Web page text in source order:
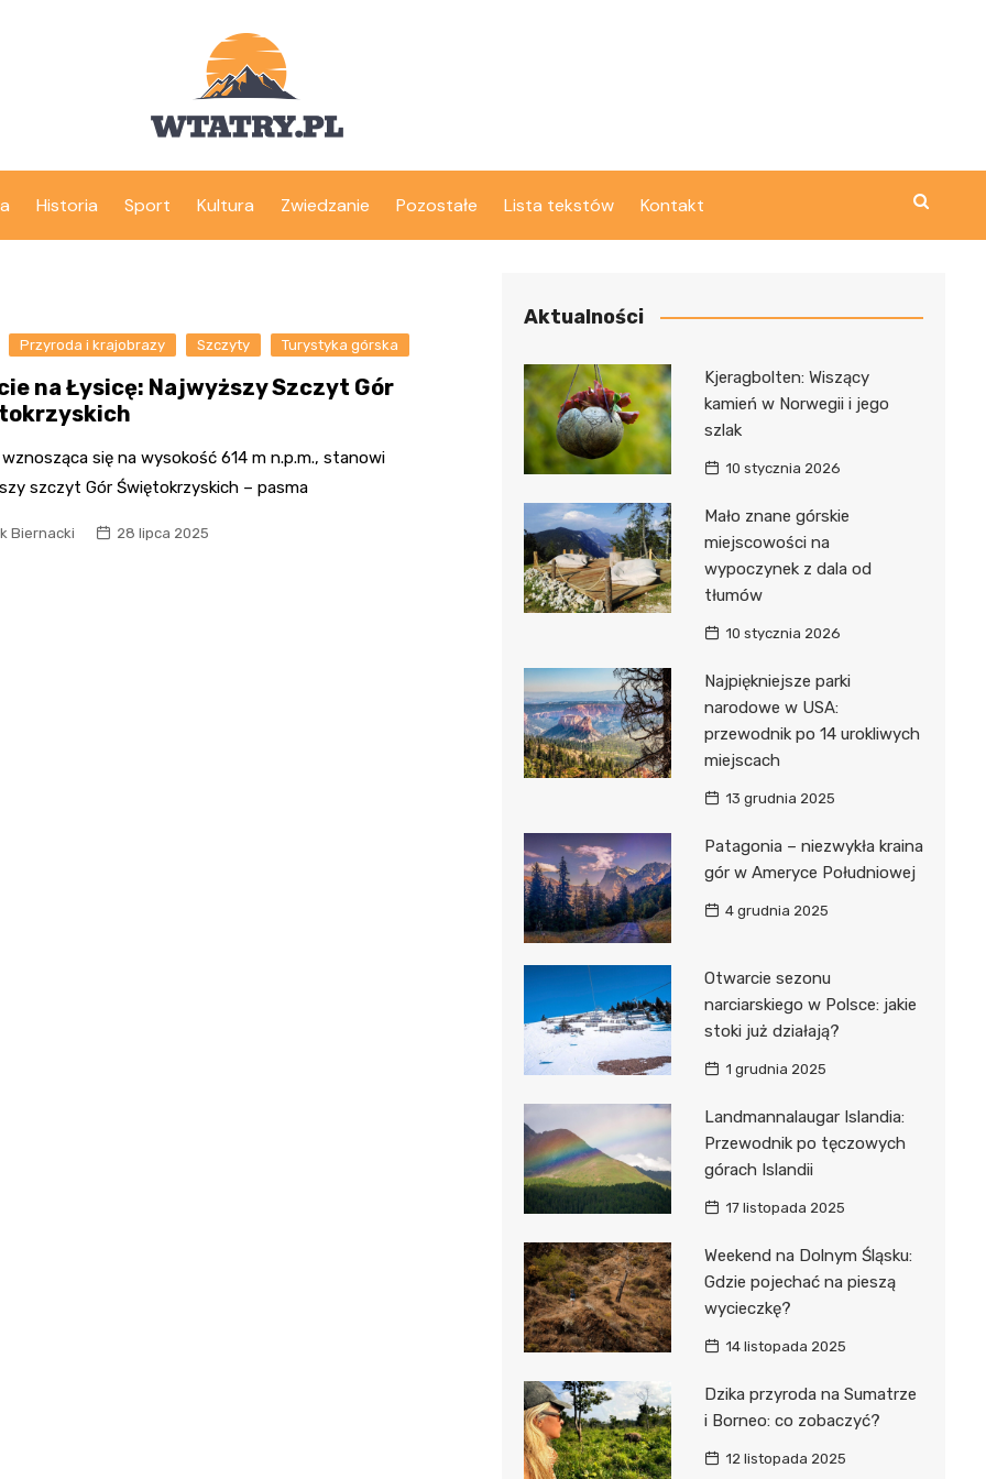
Historia Sport Kultura Zwiedzanie Pozostałe Lista tekstów Kontakt
Przyroda i krajobrazy Szczyty Turystyka górska
na Łysicę: Najwyższy Szczyt Gór
się na wysokość 614 m n.p.m., stanowi
szczyt Gór Świętokrzyskich – pasma
Biernacki 28 lipca 2025
Aktualności
Kjeragbolten: Wiszący
kamień w Norwegii i jego
szlak
10 stycznia 2026
Mało znane górskie
miejscowości na
wypoczynek z dala od
tłumów
10 stycznia 2026
Najpiękniejsze parki
narodowe w USA:
przewodnik po 14 urokliwych
miejscach
13 grudnia 2025
Patagonia – niezwykła kraina
gór w Ameryce Południowej
4 grudnia 2025
Otwarcie sezonu
narciarskiego w Polsce: jakie
stoki już działają?
1 grudnia 2025
Landmannalaugar Islandia:
Przewodnik po tęczowych
górach Islandii
17 listopada 2025
Weekend na Dolnym Śląsku:
Gdzie pojechać na pieszą
wycieczkę?
14 listopada 2025
Dzika przyroda na Sumatrze
i Borneo: co zobaczyć?
12 listopada 2025